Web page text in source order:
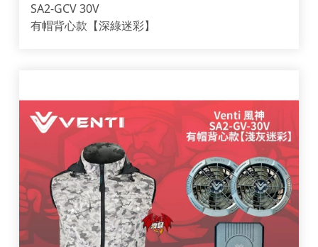
SA2-GCV 30V
有帽背心款【深綠迷彩】